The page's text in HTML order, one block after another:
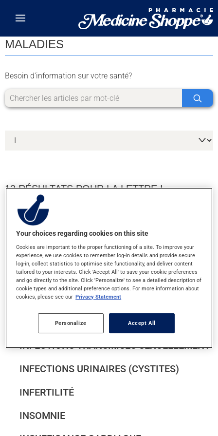
MALADIES
Besoin d'information sur votre santé?
13 RÉSULTATS POUR LA LETTRE I
IMPÉTIGO
INCONTINENCE URINAIRE
INFECTIONS À CHAMPIGNONS (PIED
D'ATHLÈTE - MYCOSES)
INFECTIONS À MÉNINGOCOQUE
INFECTIONS TRANSMISES SEXUELLEMENT
INFECTIONS URINAIRES (CYSTITES)
INFERTILITÉ
INSOMNIE
Your choices regarding cookies on this site
Cookies are important to the proper functioning of a site. To improve your
experience, we use cookies to remember log-in details and provide secure
log-in, collect statistics to optimise site functionality, and deliver content
tailored to your interests. Click 'Accept All' to save your cookie preferences
and go directly to the site. Click 'Personalize' to see a detailed description of
cookie types and additional preference options. For more information about
cookies, please see our Privacy Statement
Personalize Accept All